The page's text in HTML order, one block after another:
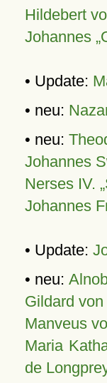
Hildebert
Johannes
• Update:
• neu:
• neu:
Johannes
Nerses IV.
Johannes
• Update:
• neu:
Gildard
Manveus
Maria
de